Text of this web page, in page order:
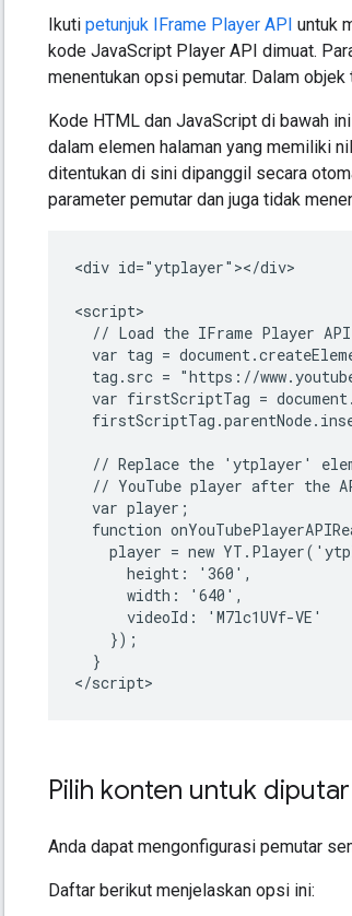
Ikuti petunjuk IFrame Player API untuk
kode JavaScript Player API dimuat.
menentukan opsi pemutar. Dalam
Kode HTML dan JavaScript di bawah
dalam elemen halaman yang memiliki
ditentukan di sini dipanggil secara
parameter pemutar dan juga tidak
<div id="ytplayer"></div>
<script>
// Load the IFrame Player
var tag =
tag.src = "https://
var firstScriptTag =
// Replace the 'ytplayer'
// YouTube player after the
  var player;
function
player = new
      height: '360',
      width: '640',
      videoId: 'M7lc1UVf-VE'
    });
  }
Pilih konten untuk diputar
Anda dapat mengonfigurasi pemutar
Daftar berikut menjelaskan opsi ini: